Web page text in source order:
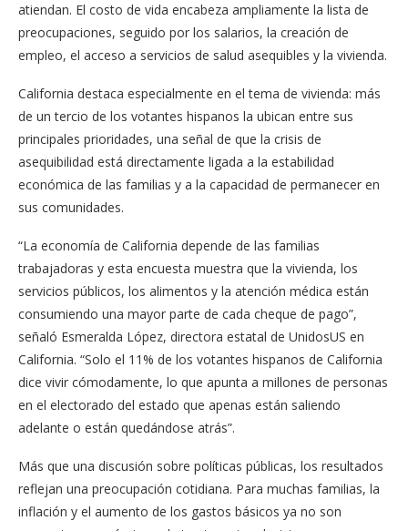
atiendan. El costo de vida encabeza ampliamente la lista de
preocupaciones, seguido por los salarios, la creación de
empleo, el acceso a servicios de salud asequibles y la vivienda.
California destaca especialmente en el tema de vivienda: más
de un tercio de los votantes hispanos la ubican entre sus
principales prioridades, una señal de que la crisis de
asequibilidad está directamente ligada a la estabilidad
económica de las familias y a la capacidad de permanecer en
sus comunidades.
“La economía de California depende de las familias
trabajadoras y esta encuesta muestra que la vivienda, los
servicios públicos, los alimentos y la atención médica están
consumiendo una mayor parte de cada cheque de pago”,
señaló Esmeralda López, directora estatal de UnidosUS en
California. “Solo el 11% de los votantes hispanos de California
dice vivir cómodamente, lo que apunta a millones de personas
en el electorado del estado que apenas están saliendo
adelante o están quedándose atrás”.
Más que una discusión sobre políticas públicas, los resultados
reflejan una preocupación cotidiana. Para muchas familias, la
inflación y el aumento de los gastos básicos ya no son